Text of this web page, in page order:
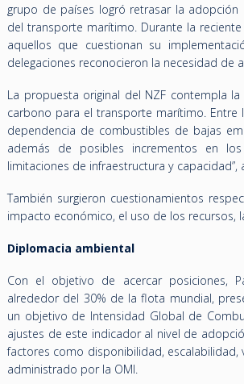
grupo de países logró retrasar la
del transporte marítimo. Durante la
aquellos que cuestionan su
delegaciones reconocieron la necesidad de
La propuesta original del NZF contempla
carbono para el transporte marítimo. Entre
dependencia de combustibles de bajas
además de posibles incrementos en
limitaciones de infraestructura y capacidad”,
También surgieron cuestionamientos
impacto económico, el uso de los recursos,
Diplomacia ambiental
Con el objetivo de acercar posiciones,
alrededor del 30% de la flota mundial,
un objetivo de Intensidad Global de
ajustes de este indicador al nivel de
factores como disponibilidad,
administrado por la OMI.